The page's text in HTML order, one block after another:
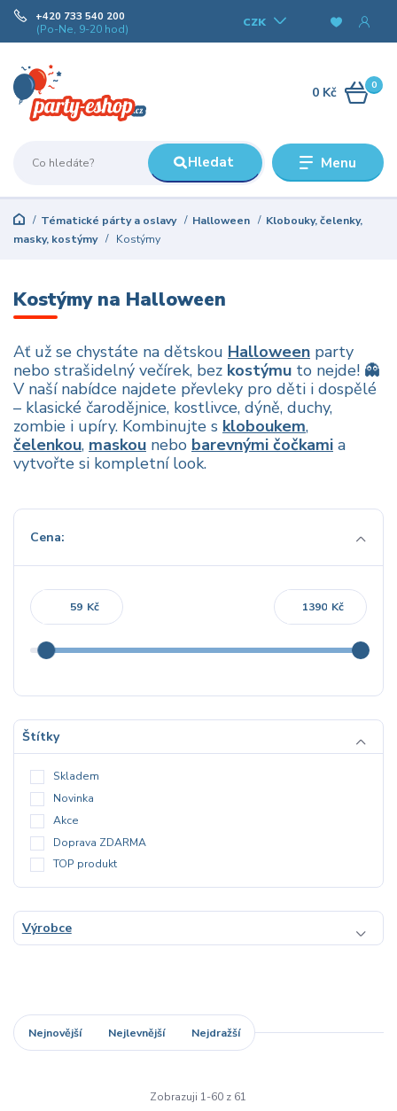
Menu
CZK
Hledat
+420 733 540 200
(Po-Ne, 9-20 hod)
0
0 Kč
Tématické párty a oslavy Halloween
Klobouky, čelenky,
masky, kostýmy
Kostýmy
Kostýmy na Halloween
Ať už se chystáte na dětskou Halloween party
nebo strašidelný večírek, bez kostýmu to nejde! 👻
V naší nabídce najdete převleky pro děti i dospělé
– klasické čarodějnice, kostlivce, dýně, duchy,
zombie i upíry. Kombinujte s kloboukem,
čelenkou, maskou nebo barevnými čočkami a
vytvořte si kompletní look.
Cena:
Kč Kč
Štítky
Skladem
Novinka
Akce
Doprava ZDARMA
TOP produkt
Výrobce
Nejnovější Nejlevnější Nejdražší
Zobrazuji 1-60 z 61